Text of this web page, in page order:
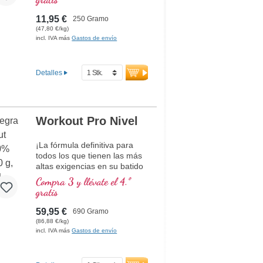
Basado en más de 40
años de experiencia en
nutrientes vitales
experiencia en producción
Comprobado, certificado y
vegetarianos
más información sobre el
polvo de HMB
biodisponible, libre de
cualquier aditivo y basado en
los aminoácidos cisteína y
metionina.
11,95 € 250 Gramo
(47,80 €/kg)
incl. IVA másGastos de envío
Detalles
Workout Pro Nivel
¡La fórmula definitiva para
todos los que tienen las más
altas exigencias en su batido
de entrenamiento! Contiene
todos los aminoácidos
esenciales (EAAs) así como
BCAAs, combinados con
creatina para más energía
muscular y acetil-L-carnitina
Compra 3 y llévate el 4.º
gratis
59,95 € 690 Gramo
(86,88 €/kg)
incl. IVA másGastos de envío